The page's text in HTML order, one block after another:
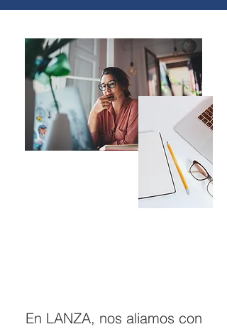
En LANZA, nos aliamos con